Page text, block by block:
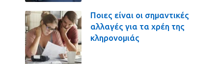
Ποιες είναι οι σημαντικές
αλλαγές για τα χρέη της
κληρονομιάς